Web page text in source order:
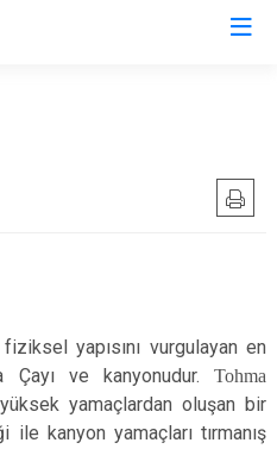
Yazıhan
Yeşilyurt
yapısını vurgulayan en
ve kanyonudur. Tohma
yamaçlardan oluşan bir
kanyon yamaçları tırmanış